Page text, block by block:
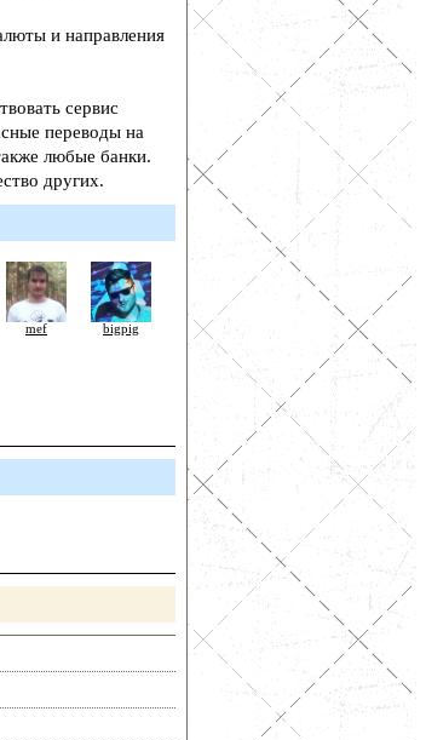
и направления
сервис
переводы на
любые банки.
других.
mef bigpig